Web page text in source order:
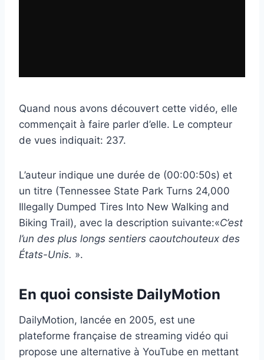
Quand nous avons découvert cette vidéo, elle
commençait à faire parler d’elle. Le compteur
de vues indiquait: 237.
L’auteur indique une durée de (00:00:50s) et
un titre (Tennessee State Park Turns 24,000
Illegally Dumped Tires Into New Walking and
Biking Trail), avec la description suivante:«C’est
l’un des plus longs sentiers caoutchouteux des
États-Unis. ».
En quoi consiste DailyMotion
DailyMotion, lancée en 2005, est une
plateforme française de streaming vidéo qui
propose une alternative à YouTube en mettant